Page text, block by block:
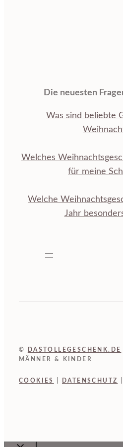
Die neuesten
Was sind beliebte
Welches
für meine
Welche
Jahr
© DASTOLLEGESCHENK.DE
MÄNNER & KINDER
COOKIES DATENSCHUTZ